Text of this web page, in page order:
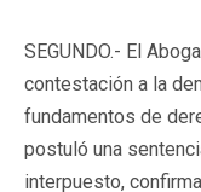
SEGUNDO.- El
contestación a la
fundamentos de
postuló una
interpuesto,